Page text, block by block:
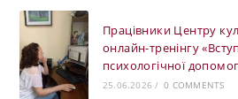
Працівники Центру
онлайн-тренінгу
психологічної
25.06.2026 / 0 COMMENTS